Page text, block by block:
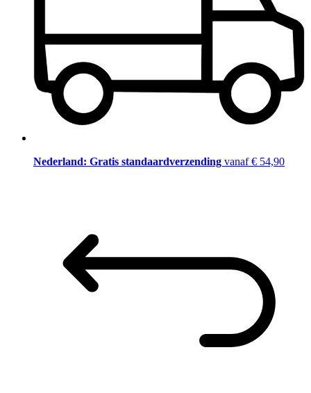
Nederland: Gratis standaardverzending vanaf € 54,90